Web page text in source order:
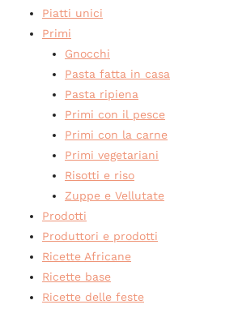
Piatti unici
Primi
Gnocchi
Pasta fatta in casa
Pasta ripiena
Primi con il pesce
Primi con la carne
Primi vegetariani
Risotti e riso
Zuppe e Vellutate
Prodotti
Produttori e prodotti
Ricette Africane
Ricette base
Ricette delle feste